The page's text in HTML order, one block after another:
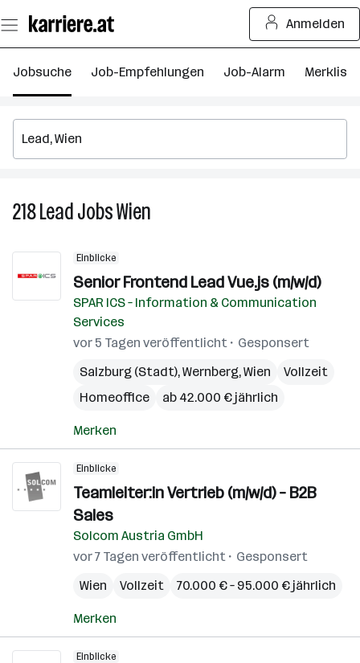
Seiteninhalt
springen
Anmelden
Jobsuche Job-Empfehlungen Job-Alarm Merkliste
218LeadJobsWien
Wien
Einblicke
Senior Frontend Lead Vue.js​ (m/w/d)
SPAR ICS – Information & Communication
Services
vor 5 Tagen veröffentlicht
Gesponsert
Salzburg (Stadt),Wernberg,Wien
Vollzeit
Homeoffice
ab 42.000 € jährlich
Merken
Einblicke
Teamleiter:in Vertrieb (m/w/d) – B2B
Sales
Solcom Austria GmbH
vor 7 Tagen veröffentlicht
Gesponsert
Wien
Vollzeit 70.000 € – 95.000 € jährlich
Merken
Einblicke